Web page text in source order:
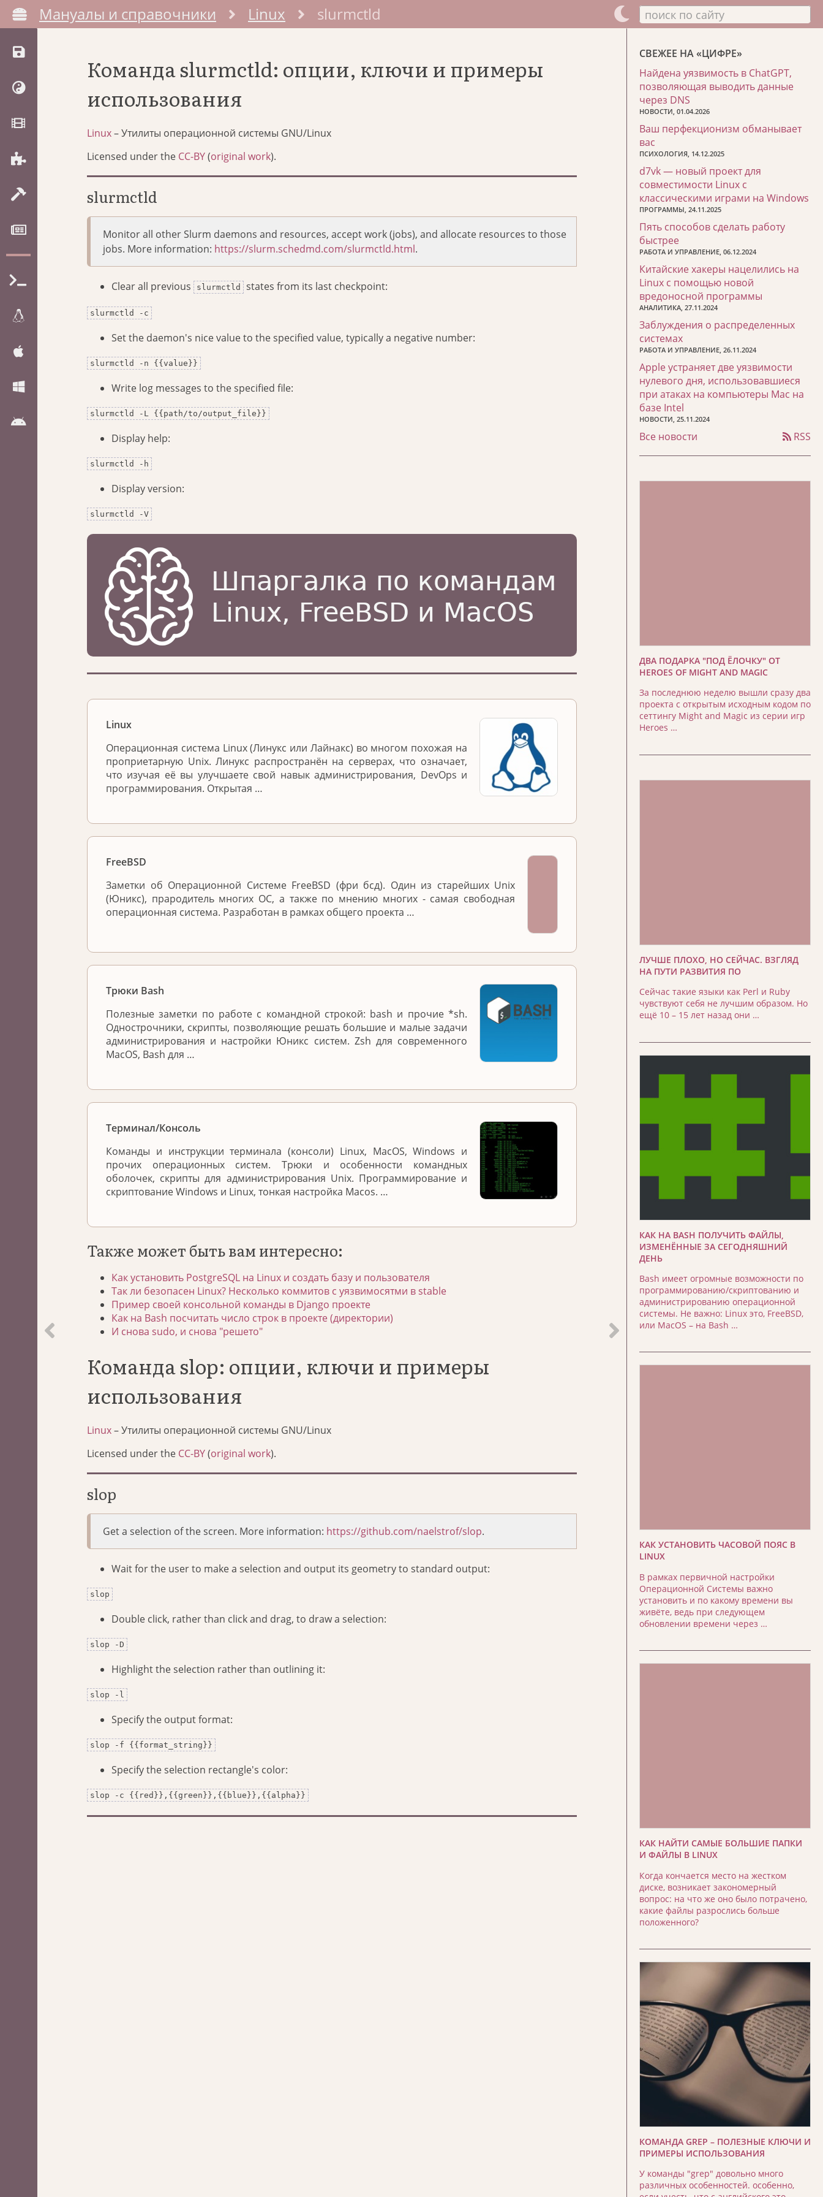
Мануалы и справочники Linux slurmctld поиск по сайту
Команда slurmctld: опции, ключи и примеры
использования
Linux– Утилиты операционной системы GNU/Linux
Licensed under the CC-BY(original work).
slurmctld
Monitor all other Slurm daemons and resources, accept work (jobs), and allocate resources to those
jobs. More information: https://slurm.schedmd.com/slurmctld.html.
Clear all previous slurmctld states from its last checkpoint:
slurmctld -c
Set the daemon's nice value to the specified value, typically a negative number:
slurmctld -n {{value}}
Write log messages to the specified file:
slurmctld -L {{path/to/output_file}}
Display help:
slurmctld -h
Display version:
slurmctld -V
Linux
Операционная система Linux (Линукс или Лайнакс) во многом похожая на
проприетарную Unix. Линукс распространён на серверах, что означает,
что изучая её вы улучшаете свой навык администрирования, DevOps и
программирования. Открытая …
FreeBSD
Заметки об Операционной Системе FreeBSD (фри бсд). Один из старейших Unix
(Юникс), прародитель многих ОС, а также по мнению многих - самая свободная
операционная система. Разработан в рамках общего проекта …
Трюки Bash
Полезные заметки по работе с командной строкой: bash и прочие *sh.
Однострочники, скрипты, позволяющие решать большие и малые задачи
администрирования и настройки Юникс систем. Zsh для современного
MacOS, Bash для …
Терминал/Консоль
Команды и инструкции терминала (консоли) Linux, MacOS, Windows и
прочих операционных систем. Трюки и особенности командных
оболочек, скрипты для администрирования Unix. Программирование и
скриптование Windows и Linux, тонкая настройка Macos. …
Также может быть вам интересно:
Как установить PostgreSQL на Linux и создать базу и пользователя
Так ли безопасен Linux? Несколько коммитов с уязвимосятми в stable
Пример своей консольной команды в Django проекте
Как на Bash посчитать число строк в проекте (директории)
И снова sudo, и снова "решето"
Команда slop: опции, ключи и примеры
использования
Linux– Утилиты операционной системы GNU/Linux
Licensed under the CC-BY(original work).
slop
Get a selection of the screen. More information: https://github.com/naelstrof/slop.
Wait for the user to make a selection and output its geometry to standard output:
slop
Double click, rather than click and drag, to draw a selection:
slop -D
Highlight the selection rather than outlining it:
slop -l
Specify the output format:
slop -f {{format_string}}
Specify the selection rectangle's color:
slop -c {{red}},{{green}},{{blue}},{{alpha}}
СВЕЖЕЕ НА «ЦИФРЕ»
Найдена уязвимость в ChatGPT,
позволяющая выводить данные
через DNS
НОВОСТИ, 01.04.2026
Ваш перфекционизм обманывает
вас
ПСИХОЛОГИЯ, 14.12.2025
d7vk — новый проект для
совместимости Linux с
классическими играми на Windows
ПРОГРАММЫ, 24.11.2025
Пять способов сделать работу
быстрее
РАБОТА И УПРАВЛЕНИЕ, 06.12.2024
Китайские хакеры нацелились на
Linux с помощью новой
вредоносной программы
АНАЛИТИКА, 27.11.2024
Заблуждения о распределенных
системах
РАБОТА И УПРАВЛЕНИЕ, 26.11.2024
Apple устраняет две уязвимости
нулевого дня, использовавшиеся
при атаках на компьютеры Mac на
базе Intel
НОВОСТИ, 25.11.2024
Все новости RSS
ДВА ПОДАРКА "ПОД ЁЛОЧКУ" ОТ
HEROES OF MIGHT AND MAGIC
За последнюю неделю вышли сразу два
проекта с открытым исходным кодом по
сеттингу Might and Magic из серии игр
Heroes …
ЛУЧШЕ ПЛОХО, НО СЕЙЧАС. ВЗГЛЯД
НА ПУТИ РАЗВИТИЯ ПО
Сейчас такие языки как Perl и Ruby
чувствуют себя не лучшим образом. Но
ещё 10 – 15 лет назад они …
КАК НА BASH ПОЛУЧИТЬ ФАЙЛЫ,
ИЗМЕНЁННЫЕ ЗА СЕГОДНЯШНИЙ
ДЕНЬ
Bash имеет огромные возможности по
программированию/скриптованию и
администрированию операционной
системы. Не важно: Linux это, FreeBSD,
или MacOS – на Bash …
КАК УСТАНОВИТЬ ЧАСОВОЙ ПОЯС В
LINUX
В рамках первичной настройки
Операционной Системы важно
установить и по какому времени вы
живёте, ведь при следующем
обновлении времени через …
КАК НАЙТИ САМЫЕ БОЛЬШИЕ ПАПКИ
И ФАЙЛЫ В LINUX
Когда кончается место на жестком
диске, возникает закономерный
вопрос: на что же оно было потрачено,
какие файлы разрослись больше
положенного?
КОМАНДА GREP – ПОЛЕЗНЫЕ КЛЮЧИ И
ПРИМЕРЫ ИСПОЛЬЗОВАНИЯ
У команды "grep" довольно много
различных особенностей. особенно,